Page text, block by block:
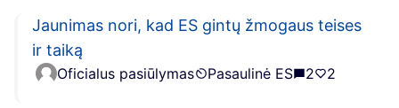
Jaunimas nori, kad ES gintų žmogaus teises
ir taiką
Oficialus pasiūlymas Pasaulinė ES 2 2